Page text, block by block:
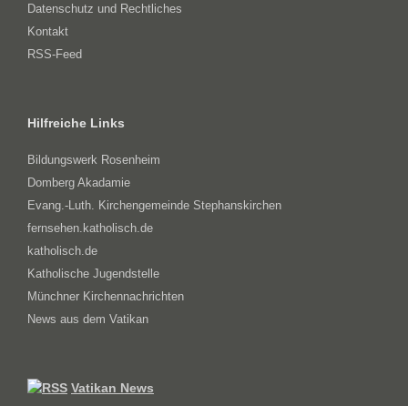
Datenschutz und Rechtliches
Kontakt
RSS-Feed
Hilfreiche Links
Bildungswerk Rosenheim
Domberg Akadamie
Evang.-Luth. Kirchengemeinde Stephanskirchen
fernsehen.katholisch.de
katholisch.de
Katholische Jugendstelle
Münchner Kirchennachrichten
News aus dem Vatikan
Vatikan News